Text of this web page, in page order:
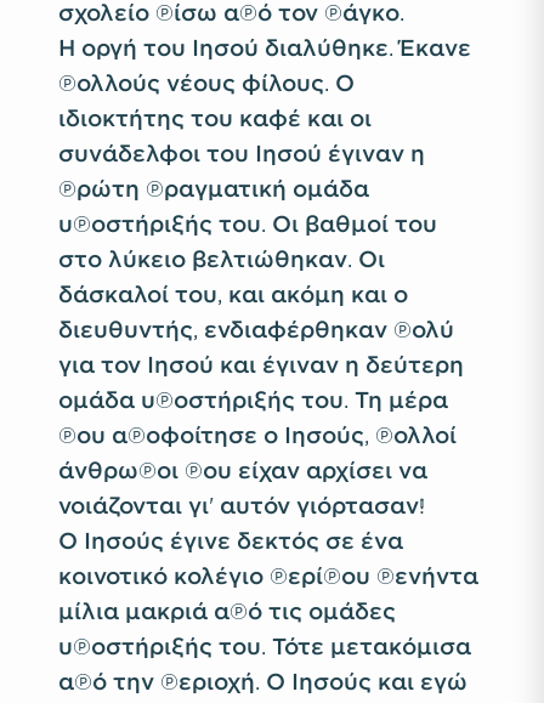
σχολείο πίσω από τον πάγκο.
Η οργή του Ιησού διαλύθηκε. Έκανε
πολλούς νέους φίλους. Ο
ιδιοκτήτης του καφέ και οι
συνάδελφοι του Ιησού έγιναν η
πρώτη πραγματική ομάδα
υποστήριξής του. Οι βαθμοί του
στο λύκειο βελτιώθηκαν. Οι
δάσκαλοί του, και ακόμη και ο
διευθυντής, ενδιαφέρθηκαν πολύ
για τον Ιησού και έγιναν η δεύτερη
ομάδα υποστήριξής του. Τη μέρα
που αποφοίτησε ο Ιησούς, πολλοί
άνθρωποι που είχαν αρχίσει να
νοιάζονται γι' αυτόν γιόρτασαν!
Ο Ιησούς έγινε δεκτός σε ένα
κοινοτικό κολέγιο περίπου πενήντα
μίλια μακριά από τις ομάδες
υποστήριξής του. Τότε μετακόμισα
από την περιοχή. Ο Ιησούς και εγώ